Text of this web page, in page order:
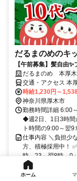
だるまのめのキ
【午前募集】髪自由
だるまのめ 本厚
交通・アクセス 本
時給1,230円～
神奈川県厚木市
勤務時間詳細 6:00
◆週2日、1日3時間
ト時間の9:00～翌
仕事内容 ＼負担少
方、積極採用中！
時、23～翌8時、0
制服あり 業界未経験者
副業・WワークOK
1日4
ホーム